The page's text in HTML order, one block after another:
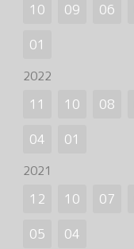
10 09 06
01
2022
11 10 08
04
01
2021
12 10 07
05
04